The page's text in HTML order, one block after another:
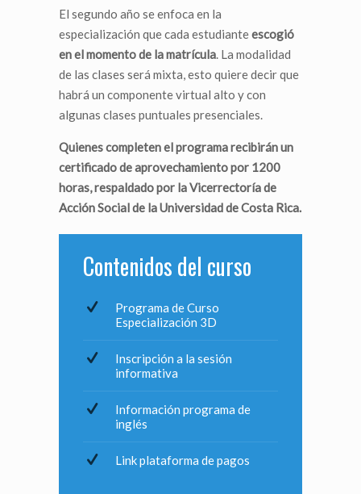
El segundo año se enfoca en la
especialización que cada estudianteescogió
en el momento de la matrícula. La modalidad
de las clases será mixta, esto quiere decir que
habrá un componente virtual alto y con
algunas clases puntuales presenciales.
Quienes completen el programa recibirán un
certificado de aprovechamiento por 1200
horas, respaldado por la Vicerrectoría de
Acción Social de la Universidad de Costa Rica.
Contenidos del curso
Programa de Curso
Especialización 3D
Inscripción a la sesión
informativa
Información programa de
inglés
Link plataforma de pagos